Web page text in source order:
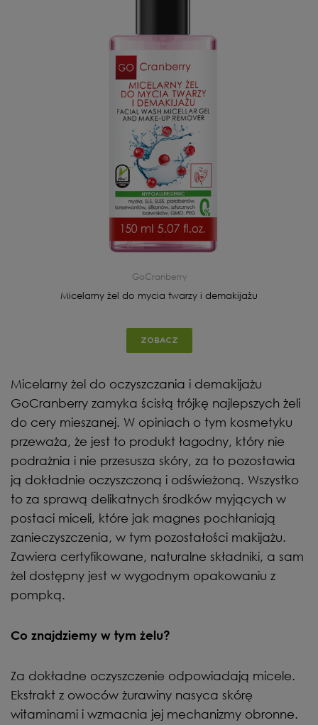
GoCranberry
Micelarny żel do mycia twarzy i demakijażu
ZOBACZ
Micelarny żel do oczyszczania i demakijażu
GoCranberry zamyka ścisłą trójkę najlepszych żeli
do cery mieszanej. W opiniach o tym kosmetyku
przeważa, że jest to produkt łagodny, który nie
podrażnia i nie przesusza skóry, za to pozostawia
ją dokładnie oczyszczoną i odświeżoną. Wszystko
to za sprawą delikatnych środków myjących w
postaci miceli, które jak magnes pochłaniają
zanieczyszczenia, w tym pozostałości makijażu.
Zawiera certyfikowane, naturalne składniki, a sam
żel dostępny jest w wygodnym opakowaniu z
pompką.
Co znajdziemy w tym żelu?
Za dokładne oczyszczenie odpowiadają micele.
Ekstrakt z owoców żurawiny nasyca skórę
witaminami i wzmacnia jej mechanizmy obronne.